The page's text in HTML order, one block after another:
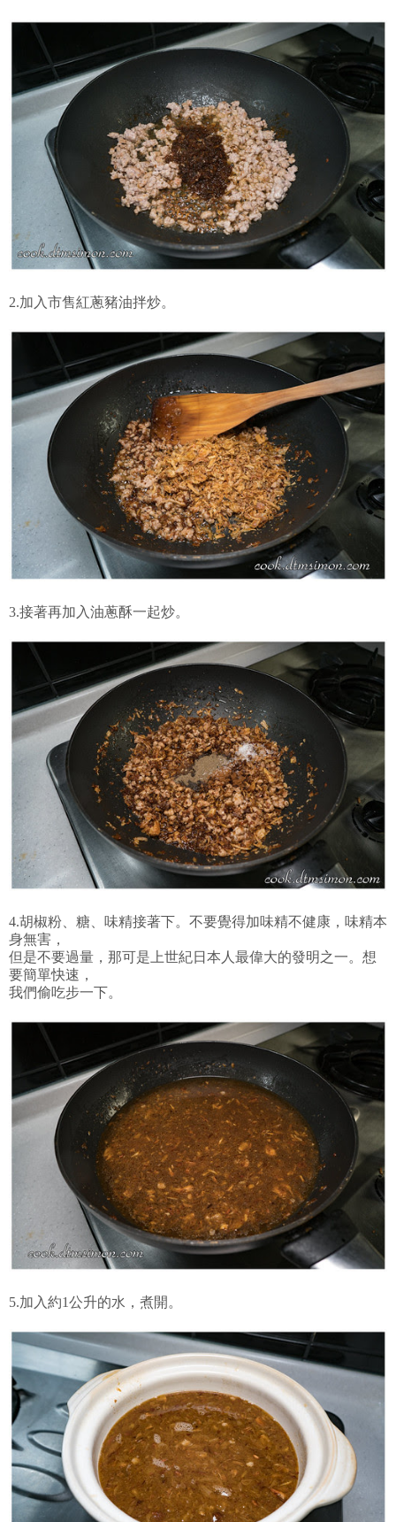
2.加入市售紅蔥豬油拌炒。
3.接著再加入油蔥酥一起炒。
4.胡椒粉、糖、味精接著下。不要覺得加味精不健康，味精本
身無害，
但是不要過量，那可是上世紀日本人最偉大的發明之一。想
要簡單快速，
我們偷吃步一下。
5.加入約1公升的水，煮開。